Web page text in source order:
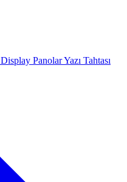
Display PanolarYazı Tahtası